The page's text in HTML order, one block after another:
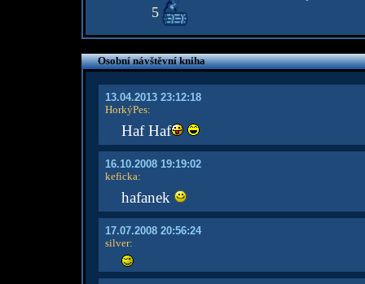
5
Osobní návštěvní kniha
13.04.2013 23:12:18
HorkýPes:
Haf Haf
16.10.2008 19:19:02
keficka:
hafanek
17.07.2008 20:56:24
silver: